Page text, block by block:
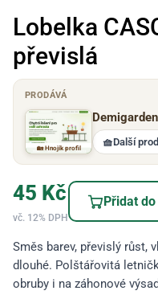
Lobelka
převislá
PRODÁVÁ
🏡 Hnojík profil
Demigarden
🧺Další
45 Kč
vč. 12% DPH
Přidat
Směs barev, převislý růst,
dlouhé. Polštářovitá
obruby i na záhonové